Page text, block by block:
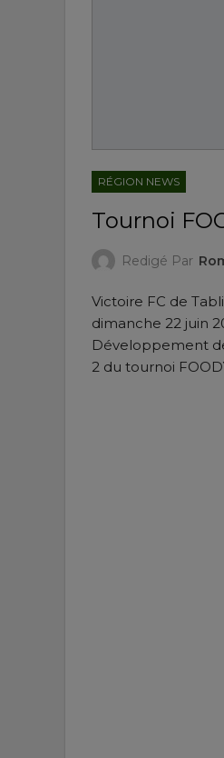
RÉGION NEWS
Tournoi
Redigé Par
Victoire FC de
dimanche 22 juin
Développement
2 du tournoi